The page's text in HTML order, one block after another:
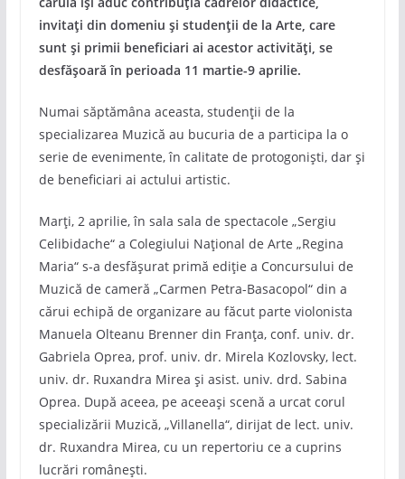
invitați din domeniu și studenții de la Arte, care
sunt și primii beneficiari ai acestor activități, se
desfășoară în perioada 11 martie-9 aprilie.
Numai săptămâna aceasta, studenții de la
specializarea Muzică au bucuria de a participa la o
serie de evenimente, în calitate de protogoniști, dar și
de beneficiari ai actului artistic.
Marți, 2 aprilie, în sala sala de spectacole „Sergiu
Celibidache“ a Colegiului Naţional de Arte „Regina
Maria“ s-a desfășurat primă ediție a Concursului de
Muzică de cameră „Carmen Petra-Basacopol“ din a
cărui echipă de organizare au făcut parte violonista
Manuela Olteanu Brenner din Franța, conf. univ. dr.
Gabriela Oprea, prof. univ. dr. Mirela Kozlovsky, lect.
univ. dr. Ruxandra Mirea și asist. univ. drd. Sabina
Oprea. După aceea, pe aceeași scenă a urcat corul
specializării Muzică, „Villanella“, dirijat de lect. univ.
dr. Ruxandra Mirea, cu un repertoriu ce a cuprins
lucrări românești.